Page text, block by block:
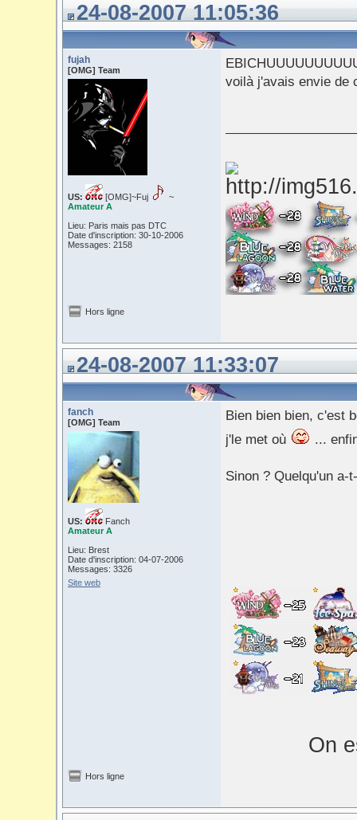
24-08-2007 11:05:36
fujah
[OMG] Team
US: [OMG]~Fuj
~
Amateur A
Lieu: Paris mais pas DTC
Date d'inscription: 30-10-2006
Messages: 2158
voilà j'avais envie de
Hors ligne
24-08-2007 11:33:07
fanch
[OMG] Team
US:
Fanch
Amateur A
Lieu: Brest
Date d'inscription: 04-07-2006
Messages: 3326
Site web
Bien bien bien, c'est
j'le met où
...
Sinon ? Quelqu'un a-
On
Hors ligne